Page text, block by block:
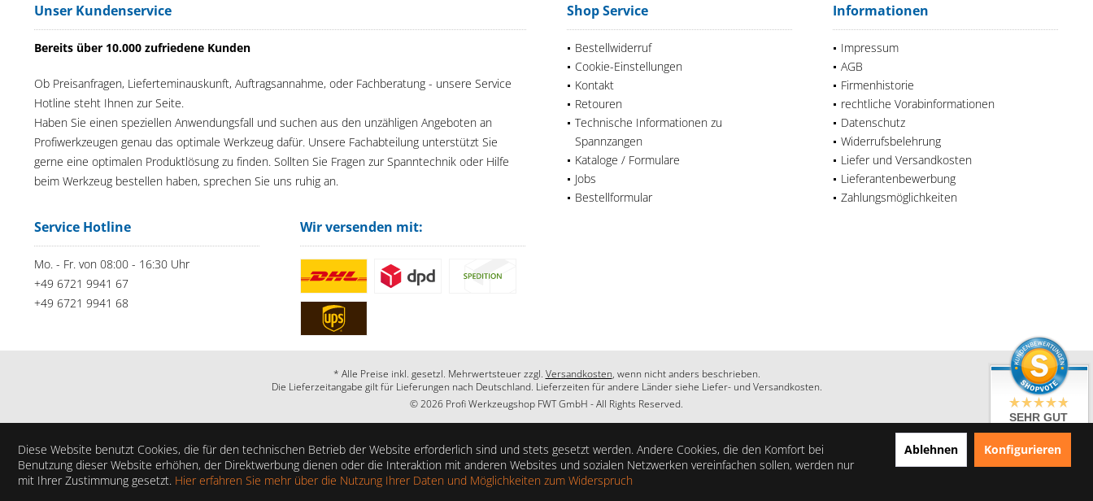
Unser Kundenservice
Bereits über 10.000 zufriedene Kunden
Ob Preisanfragen, Lieferteminauskunft, Auftragsannahme, oder Fachberatung - unsere Service
Hotline steht Ihnen zur Seite.
Haben Sie einen speziellen Anwendungsfall und suchen aus den unzähligen Angeboten an
Profiwerkzeugen genau das optimale Werkzeug dafür. Unsere Fachabteilung unterstützt Sie
gerne eine optimalen Produktlösung zu finden. Sollten Sie Fragen zur Spanntechnik oder Hilfe
beim Werkzeug bestellen haben, sprechen Sie uns ruhig an.
Shop Service
Bestellwiderruf
Cookie-Einstellungen
Kontakt
Retouren
Technische Informationen zu
Spannzangen
Kataloge / Formulare
Jobs
Bestellformular
Informationen
Impressum
AGB
Firmenhistorie
rechtliche Vorabinformationen
Datenschutz
Widerrufsbelehrung
Liefer und Versandkosten
Lieferantenbewerbung
Zahlungsmöglichkeiten
Service Hotline
Mo. - Fr. von 08:00 - 16:30 Uhr
+49 6721 9941 67
+49 6721 9941 68
Wir versenden mit:
* Alle Preise inkl. gesetzl. Mehrwertsteuer zzgl. Versandkosten, wenn nicht anders beschrieben.
Die Lieferzeitangabe gilt für Lieferungen nach Deutschland. Lieferzeiten für andere Länder siehe Liefer- und Versandkosten.
© 2026 Profi Werkzeugshop FWT GmbH - All Rights Reserved.
Haben Sie Fragen?
Diese Website benutzt Cookies, die für den technischen Betrieb der Website erforderlich sind und stets gesetzt werden. Andere Cookies, die den Komfort bei
Benutzung dieser Website erhöhen, der Direktwerbung dienen oder die Interaktion mit anderen Websites und sozialen Netzwerken vereinfachen sollen, werden nur
mit Ihrer Zustimmung gesetzt. Hier erfahren Sie mehr über die Nutzung Ihrer Daten und Möglichkeiten zum Widerspruch
Ablehnen Konfigurieren
SEHR GUT
aus 28 Bewertungen
bei: shopauskunft.de,